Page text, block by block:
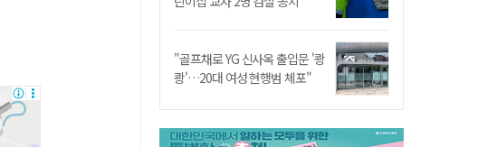
"골프채로 YG 신사옥 출입문 '쾅
쾅'…20대 여성 현행범 체포"